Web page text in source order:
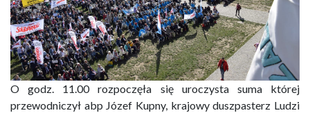
O godz. 11.00 rozpoczęła się uroczysta suma której
przewodniczył abp Józef Kupny, krajowy duszpasterz Ludzi